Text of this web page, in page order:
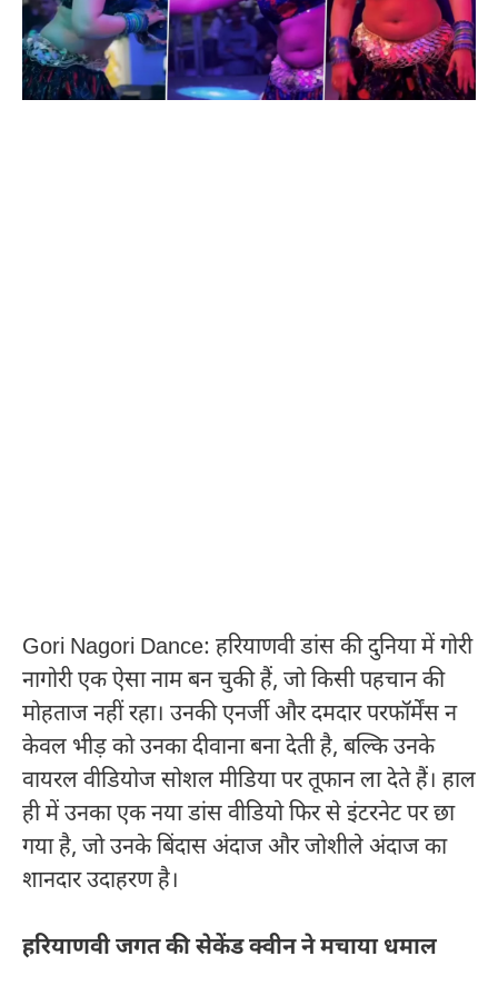
Gori Nagori Dance: हरियाणवी डांस की दुनिया में गोरी
नागोरी एक ऐसा नाम बन चुकी हैं, जो किसी पहचान की
मोहताज नहीं रहा। उनकी एनर्जी और दमदार परफॉर्मेंस न
केवल भीड़ को उनका दीवाना बना देती है, बल्कि उनके
वायरल वीडियोज सोशल मीडिया पर तूफान ला देते हैं। हाल
ही में उनका एक नया डांस वीडियो फिर से इंटरनेट पर छा
गया है, जो उनके बिंदास अंदाज और जोशीले अंदाज का
शानदार उदाहरण है।
हरियाणवी जगत की सेकेंड क्वीन ने मचाया धमाल